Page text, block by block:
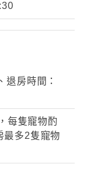
、退房時間：
每隻寵物酌
最多2隻寵物